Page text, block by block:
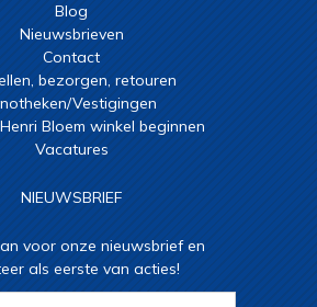
Blog
Nieuwsbrieven
Contact
bezorgen, retouren
Vestigingen
Bloem winkel beginnen
Vacatures
NIEUWSBRIEF
voor onze nieuwsbrief en
als eerste van acties!